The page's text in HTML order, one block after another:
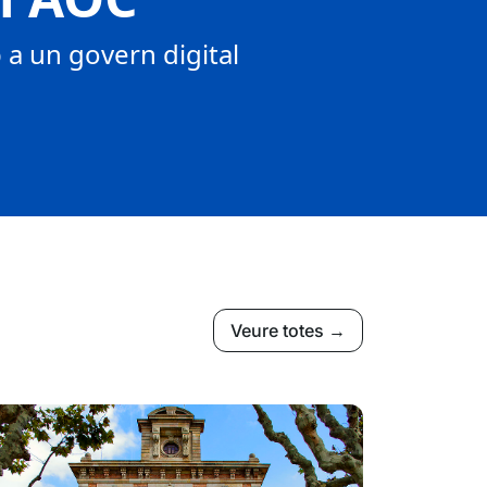
a un govern digital
Veure totes →